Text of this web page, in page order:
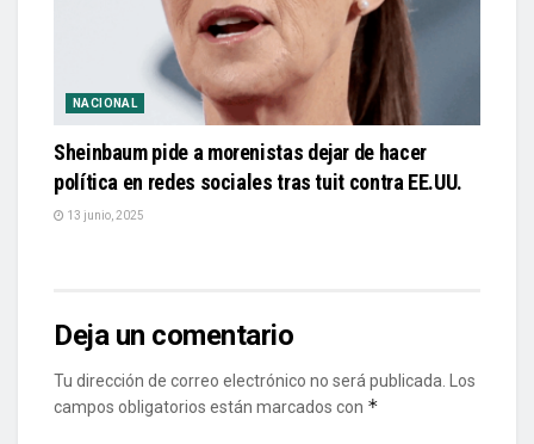
NACIONAL
Sheinbaum pide a morenistas dejar de hacer
política en redes sociales tras tuit contra EE.UU.
13 junio, 2025
Deja un comentario
Tu dirección de correo electrónico no será publicada. Los
campos obligatorios están marcados con *